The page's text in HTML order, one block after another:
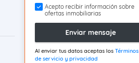
Acepto recibir información sobre
ofertas inmobiliarias
Enviar mensaje
Al enviar tus datos aceptas los Términos
de servicio y privacidad